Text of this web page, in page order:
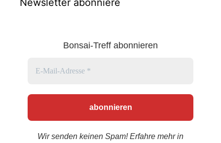
Newsletter abonniere
Bonsai-Treff abonnieren
Wir senden keinen Spam! Erfahre mehr in